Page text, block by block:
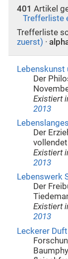
401 Artikel
Trefferliste
Trefferliste
zuerst) ·
Lebenskunst
Der
Existiert
2013
Der
Existiert
2013
Lebenswerk
Der
Existiert
2013
Leckerer